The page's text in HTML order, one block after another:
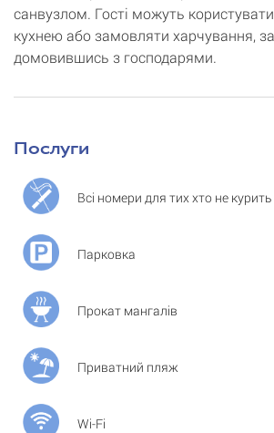
санвузлом. Гості можуть
кухнею або замовляти харчування,
домовившись з господарями.
Послуги
Всі номери для тих хто не курить
Парковка
Прокат мангалів
Приватний пляж
Wi-Fi